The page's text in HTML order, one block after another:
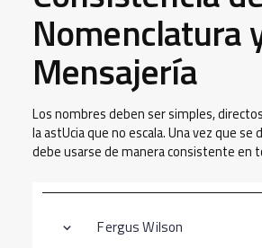
Nomenclatura
Mensajería
Los nombres deben ser simples,
la astUcia que no escala. Una vez que
debe usarse de manera consistente en
Fergus Wilson